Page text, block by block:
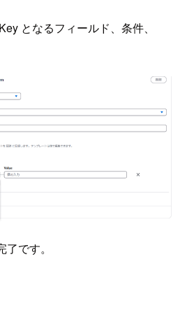
となるフィールド、条件、
です。